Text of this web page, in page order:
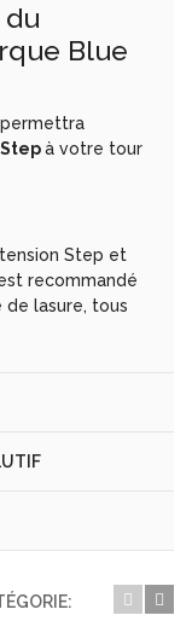
Blue
à votre tour
Step et
recommandé
de lasure, tous